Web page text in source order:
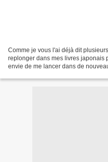
Comme je vous l'ai déjà dit
replonger dans mes livres japonais
envie de me lancer dans de